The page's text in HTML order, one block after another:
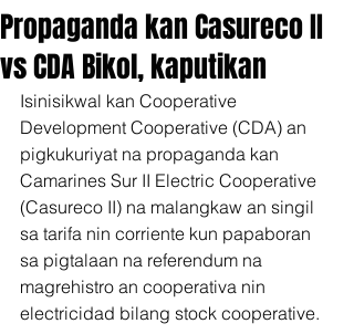
Propaganda kan Casureco II
vs CDA Bikol, kaputikan
Isinisikwal kan Cooperative
Development Cooperative (CDA) an
pigkukuriyat na propaganda kan
Camarines Sur II Electric Cooperative
(Casureco II) na malangkaw an singil
sa tarifa nin corriente kun papaboran
sa pigtalaan na referendum na
magrehistro an cooperativa nin
electricidad bilang stock cooperative.